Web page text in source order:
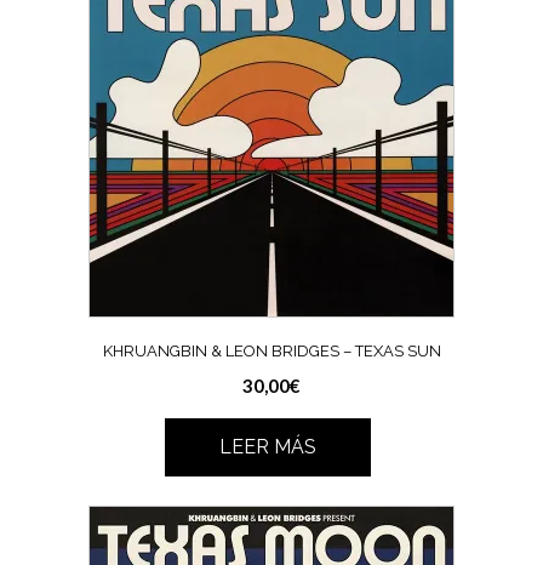
KHRUANGBIN & LEON BRIDGES – TEXAS SUN
30,00€
LEER MÁS